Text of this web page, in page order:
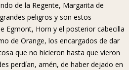
de la Regente, Margarita de
peligros y son estos
Egmont, Horn y el posterior cabecilla
de Orange, los encargados de dar
que no hicieron hasta que vieron
perdían, amén, de haber dejado en